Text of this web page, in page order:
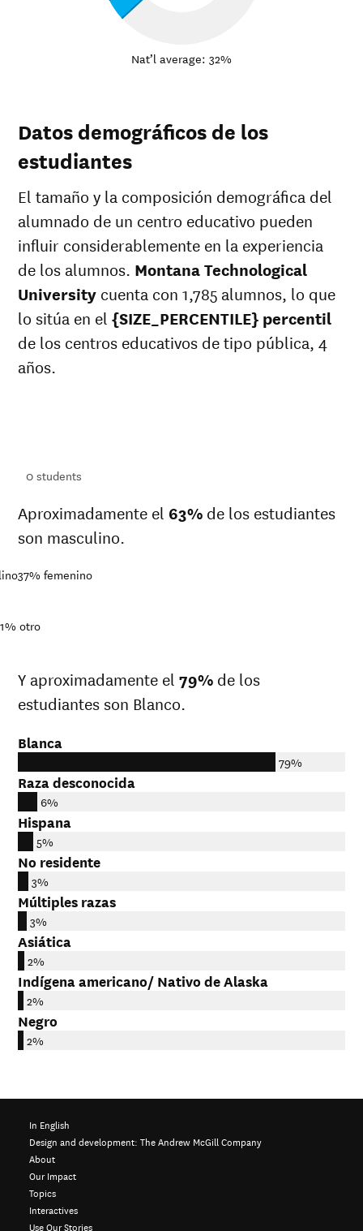
Nat’l average: 32%
Datos demográficos de los
estudiantes
El tamaño y la composición demográfica del
alumnado de un centro educativo pueden
influir considerablemente en la experiencia
de los alumnos. Montana Technological
University cuenta con 1,785 alumnos, lo que
lo sitúa en el{SIZE_PERCENTILE} percentil
de los centros educativos de tipo pública, 4
años.
0students
Aproximadamente el 63% de los estudiantes
son masculino.
37% femenino
otro
Y aproximadamente el79% de los
estudiantes son Blanco.
Blanca
79%
Raza desconocida
6%
Hispana
5%
No residente
3%
Múltiples razas
3%
Asiática
2%
Indígena americano/ Nativo de Alaska
2%
Negro
2%
In English
Design and development:The Andrew McGill Company
About
Our Impact
Topics
Interactives
Use Our Stories